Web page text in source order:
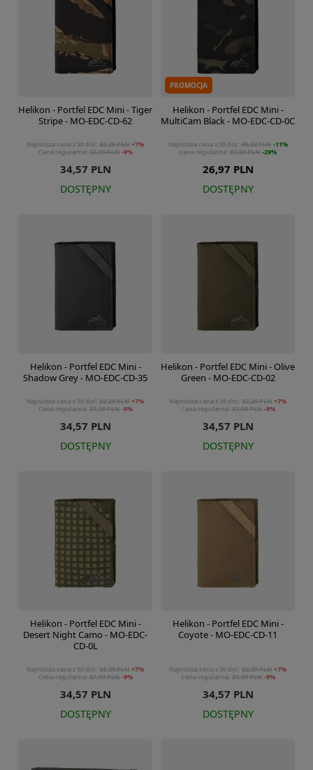
Helikon - Portfel EDC Mini - Tiger
Stripe - MO-EDC-CD-62
34,57 PLN
Najniższa cena z 30 dni: 32,29 PLN +7%
Cena regularna: 37,99 PLN -9%
DOSTĘPNY
PROMOCJA
Helikon - Portfel EDC Mini -
MultiCam Black - MO-EDC-CD-0C
26,97 PLN
Najniższa cena z 30 dni: 30,52 PLN -11%
Cena regularna: 37,99 PLN -29%
DOSTĘPNY
Helikon - Portfel EDC Mini -
Shadow Grey - MO-EDC-CD-35
34,57 PLN
Najniższa cena z 30 dni: 32,29 PLN +7%
Cena regularna: 37,99 PLN -9%
DOSTĘPNY
Helikon - Portfel EDC Mini - Olive
Green - MO-EDC-CD-02
34,57 PLN
Najniższa cena z 30 dni: 32,29 PLN +7%
Cena regularna: 37,99 PLN -9%
DOSTĘPNY
Helikon - Portfel EDC Mini -
Desert Night Camo - MO-EDC-
CD-0L
34,57 PLN
Najniższa cena z 30 dni: 32,29 PLN +7%
Cena regularna: 37,99 PLN -9%
DOSTĘPNY
Helikon - Portfel EDC Mini -
Coyote - MO-EDC-CD-11
34,57 PLN
Najniższa cena z 30 dni: 32,29 PLN +7%
Cena regularna: 37,99 PLN -9%
DOSTĘPNY